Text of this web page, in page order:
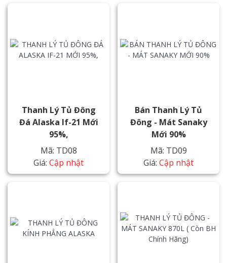
Thanh Lý Tủ Đông
Đá Alaska If-21 Mới
95%,
Mã: TD08
Giá: Cập nhật
Bán Thanh Lý Tủ
Đông - Mát Sanaky
Mới 90%
Mã: TD09
Giá: Cập nhật